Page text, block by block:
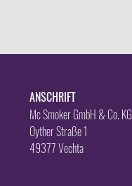
ANSCHRIFT
Mc Smoker GmbH & Co. KG
Oyther Straße 1
49377 Vechta